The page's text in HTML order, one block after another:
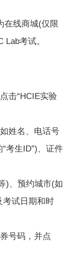
在线商城(仅限
考试。
击“HCIE实验
姓名、电话号
考生ID”)、证件
)、预约城市(如
考试日期和时
号码，并点